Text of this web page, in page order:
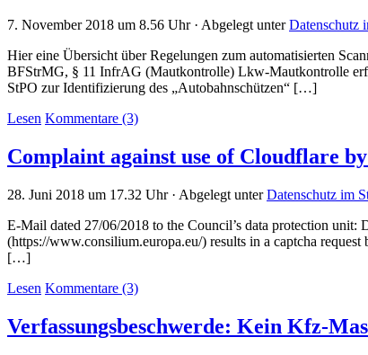
7. November 2018 um 8.56 Uhr · Abgelegt unterDatenschutz
Hier eine Übersicht über Regelungen zum automatisierten
BFStrMG, § 11 InfrAG (Mautkontrolle) Lkw-Mautkontrolle
StPO zur Identifizierung des „Autobahnschützen“ […]
Lesen Kommentare (3)
Complaint against use of Cloudflare
28. Juni 2018 um 17.32 Uhr · Abgelegt unterDatenschutz im
E-Mail dated 27/06/2018 to the Council’s data protection
(https://www.consilium.europa.eu/) results in a captcha
[…]
Lesen Kommentare (3)
Verfassungsbeschwerde: Kein Kfz-